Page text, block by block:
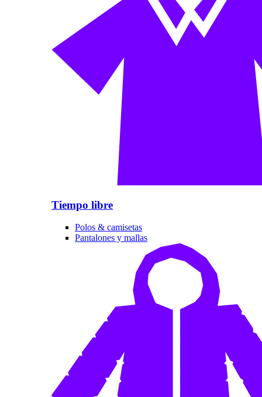
Tiempo libre
Polos & camisetas
Pantalones y mallas